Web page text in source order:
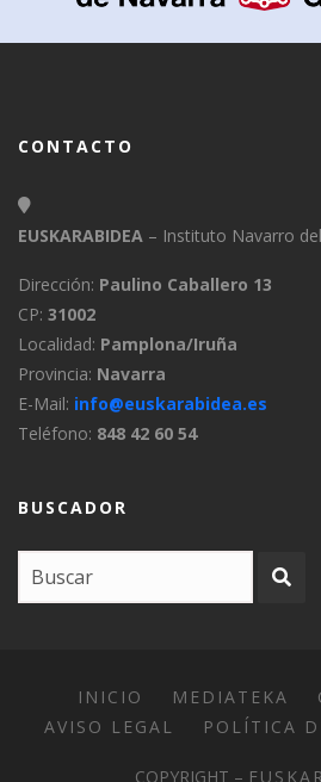
CONTACTO
EUSKARABIDEA – Instituto Navarro
Dirección: Paulino Caballero 13
CP: 31002
Localidad: Pamplona/Iruña
Provincia: Navarra
E-Mail: info@euskarabidea.es
Teléfono: 848 42 60 54
BUSCADOR
INICIO MEDIATEKA
AVISO LEGAL
POLÍTICA
COPYRIGHT –